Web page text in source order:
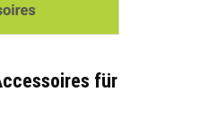
für